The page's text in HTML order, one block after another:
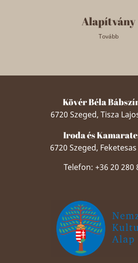
Alapítvány
Tovább
Kövér Béla
6720 Szeged, Tisza
Iroda és
6720 Szeged,
Telefon: +36 20 280